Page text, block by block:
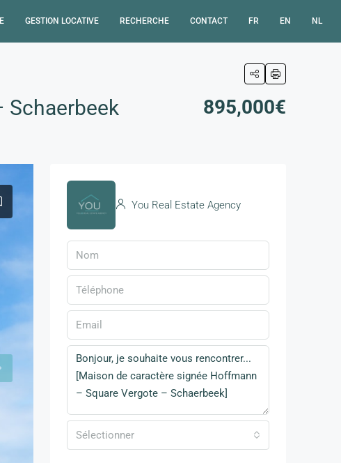
GESTION LOCATIVE RECHERCHE CONTACT FR EN NL
Schaerbeek 895,000€
You Real Estate Agency
Sélectionner